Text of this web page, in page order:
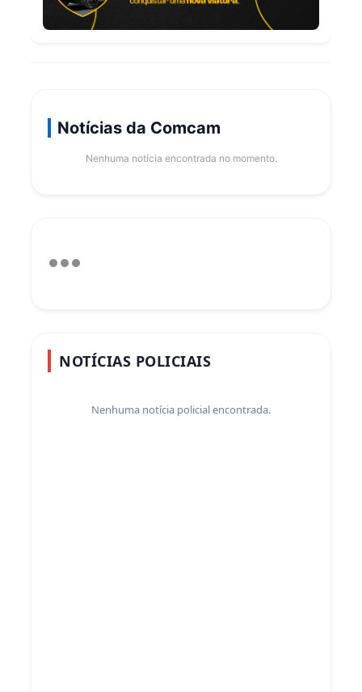
Notícias da Comcam
Nenhuma notícia encontrada no momento.
NOTÍCIAS POLICIAIS
Nenhuma notícia policial encontrada.